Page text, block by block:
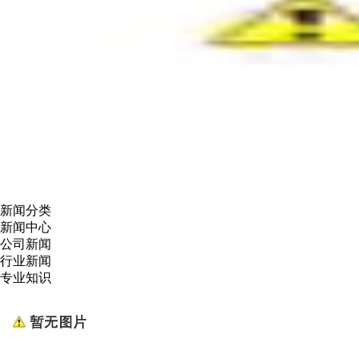
新闻分类
新闻中心
公司新闻
行业新闻
专业知识